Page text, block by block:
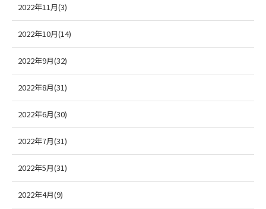
2022年11月(3)
2022年10月(14)
2022年9月(32)
2022年8月(31)
2022年6月(30)
2022年7月(31)
2022年5月(31)
2022年4月(9)